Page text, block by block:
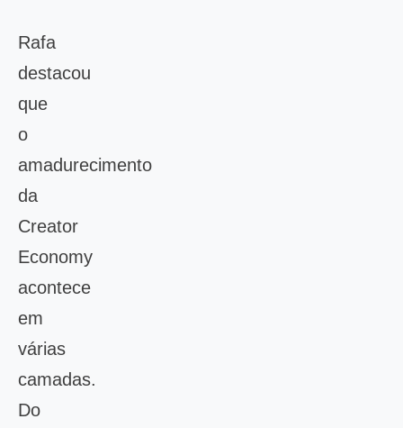
Rafa
destacou
que
o
amadurecimento
da
Creator
Economy
acontece
em
várias
camadas.
Do